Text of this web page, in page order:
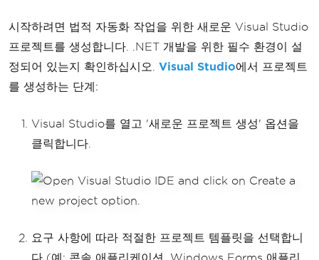
시작하려면 법적 자동화 작업을 위한 새로운 Visual Studio
프로젝트를 생성합니다. .NET 개발을 위한 필수 환경이 설
정되어 있는지 확인하십시오. Visual Studio에서 프로젝트
를 생성하는 단계:
Visual Studio를 열고 '새로운 프로젝트 생성' 옵션을
클릭합니다.
요구 사항에 따라 적절한 프로젝트 템플릿을 선택합니
다 (예: 콘솔 애플리케이션, Windows Forms 애플리